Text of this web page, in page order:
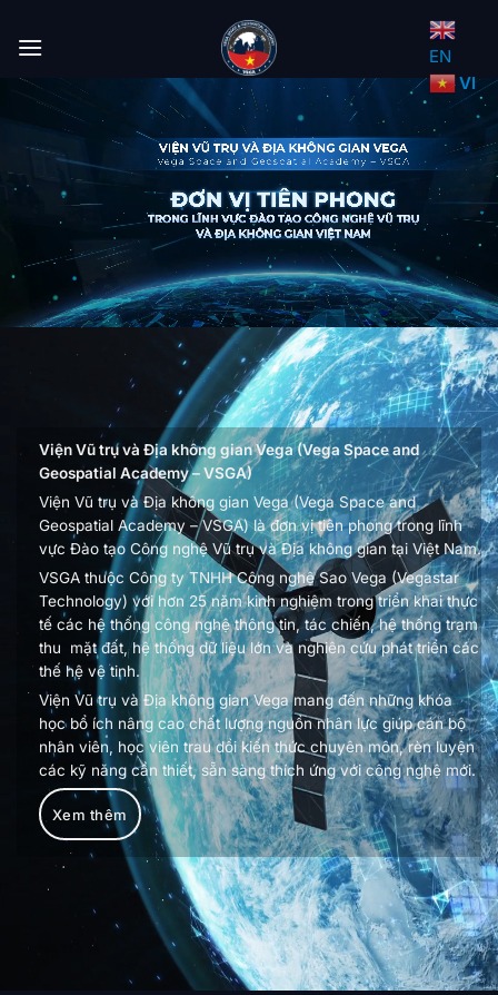
qua
dung
EN
VI
Viện Vũ trụ và Địa không gian Vega (Vega Space and
Geospatial Academy – VSGA)
Viện Vũ trụ và Địa không gian Vega (Vega Space and
Geospatial Academy – VSGA) là đơn vị tiên phong trong lĩnh
vực Đào tạo Công nghệ Vũ trụ và Địa không gian tại Việt Nam.
VSGA thuộc Công ty TNHH Công nghệ Sao Vega (Vegastar
Technology) với hơn 25 năm kinh nghiệm trong triển khai thực
tế các hệ thống công nghệ thông tin, tác chiến, hệ thống trạm
thu mặt đất, hệ thống dữ liệu lớn và nghiên cứu phát triển các
thế hệ vệ tinh.
Viện Vũ trụ và Địa không gian Vega mang đến những khóa
học bổ ích nâng cao chất lượng nguồn nhân lực giúp cán bộ
nhân viên, học viên trau dồi kiến thức chuyên môn, rèn luyện
các kỹ năng cần thiết, sẵn sàng thích ứng với công nghệ mới.
Xem thêm